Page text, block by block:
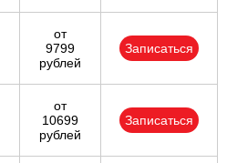
от
9799
рублей
Записаться
от
10699
рублей
Записаться